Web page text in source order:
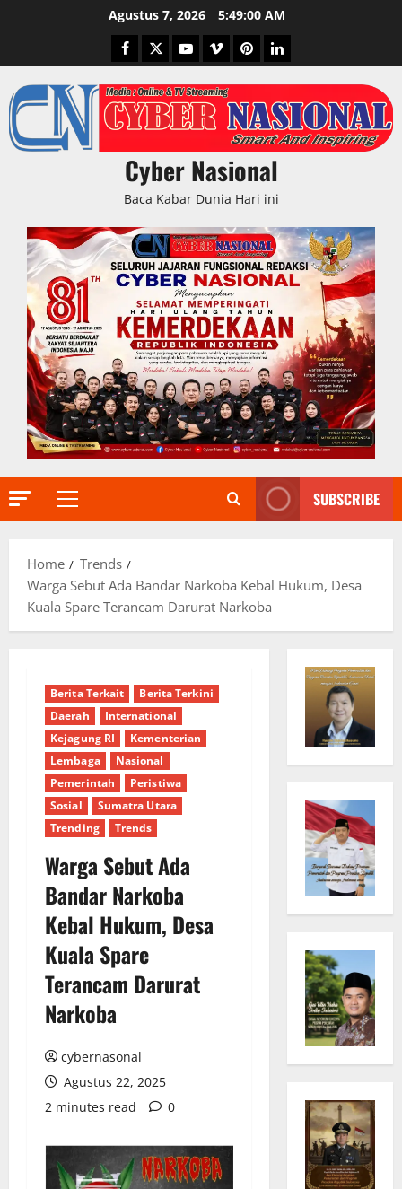
Agustus 7, 2026 5:49:01 AM
Facebook
TwitterYoutubeVimeoPinterestLinkedIn
Cyber Nasional
Baca Kabar Dunia Hari ini
Primary
SUBSCRIBE
Home
Trends
Warga Sebut Ada Bandar Narkoba Kebal Hukum, Desa
Kuala Spare Terancam Darurat Narkoba
Berita Terkait
Berita Terkini
Daerah
International
Kejagung RI
Kementerian
Lembaga
Nasional
Pemerintah
Peristiwa
Sosial
Sumatra Utara
Trending
Trends
Warga Sebut Ada
Bandar Narkoba
Kebal Hukum, Desa
Kuala Spare
Terancam Darurat
Narkoba
cybernasonal
Agustus 22, 2025
2 minutes read
0